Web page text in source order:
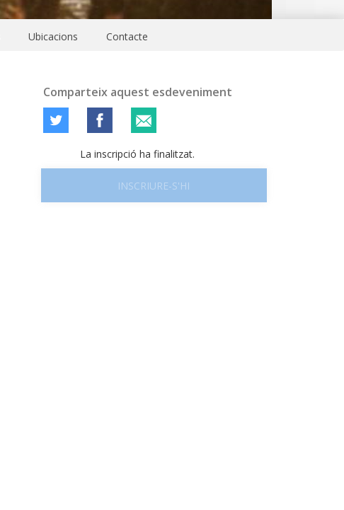
Ubicacions Contacte
Comparteix aquest esdeveniment
La inscripció ha finalitzat.
INSCRIURE-S'HI